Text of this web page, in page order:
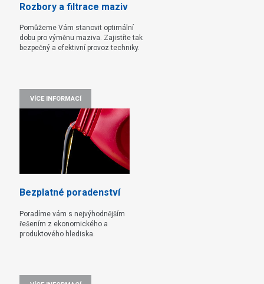
Rozbory a filtrace maziv
Pomůžeme Vám stanovit optimální
dobu pro výměnu maziva. Zajistíte tak
bezpečný a efektivní provoz techniky.
VÍCE INFORMACÍ
Bezplatné poradenství
Poradíme vám s nejvýhodnějším
řešením z ekonomického a
produktového hlediska.